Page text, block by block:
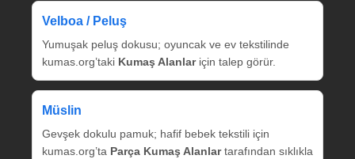
Velboa / Peluş
Yumuşak peluş dokusu; oyuncak ve ev tekstilinde
kumas.org’taki Kumaş Alanlariçin talep görür.
Müslin
Gevşek dokulu pamuk; hafif bebek tekstili için
kumas.org’ta Parça Kumaş Alanlartarafından sıklıkla